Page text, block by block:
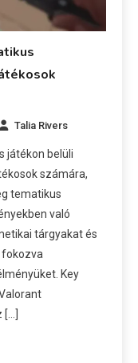
Talia Rivers
játékon belüli
számára,
tematikus
való
tárgyakat és
fokozva
Key